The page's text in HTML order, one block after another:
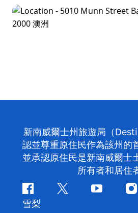
新南威爾士州旅遊局（
認並尊重原住民作為該州的
並承認原住民是新南威爾士
所有者和居住
Facebook嘰
Youtube
雪梨